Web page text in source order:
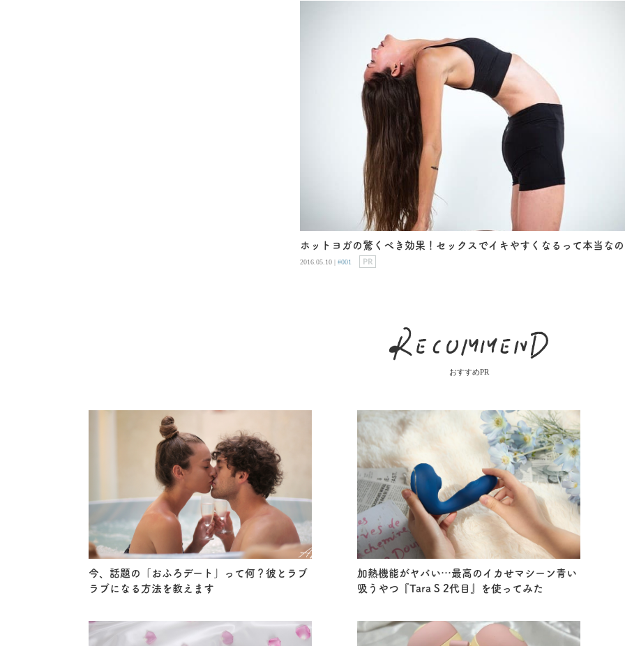
ホットヨガの驚くべき効果！セックスでイキやすくなるって本当な
2016.05.10 | #001 PR
おすすめPR
今、話題の「おふろデート」って何？彼とラブ
ラブになる方法を教えます
加熱機能がヤバい…最高のイカせマシーン青い
吸うやつ『Tara S 2代目』を使ってみた